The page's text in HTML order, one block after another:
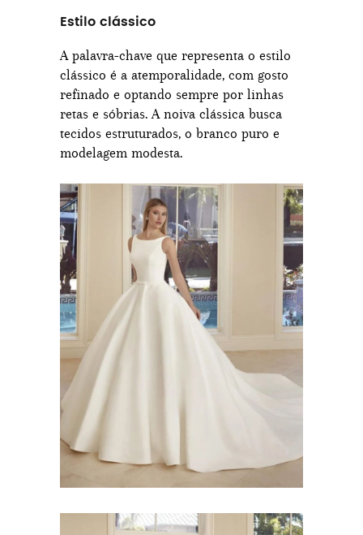
Estilo clássico
A palavra-chave que representa o estilo
clássico é a atemporalidade, com gosto
refinado e optando sempre por linhas
retas e sóbrias. A noiva clássica busca
tecidos estruturados, o branco puro e
modelagem modesta.